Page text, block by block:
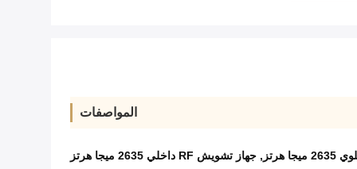
المواصفات
, جهاز تشويش RF داخلي 2635 ميجا هرتز